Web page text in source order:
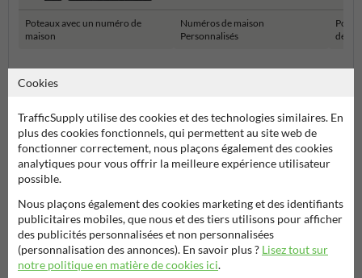
Poteaux avec un numéro de
maison
Numéros de maison
Personnalisés
de
Poser votre question à Signalisationtouristique.be
Nom*
Cookies
TrafficSupply utilise des cookies et des technologies similaires. En
plus des cookies fonctionnels, qui permettent au site web de
fonctionner correctement, nous plaçons également des cookies
analytiques pour vous offrir la meilleure expérience utilisateur
possible.
Nous plaçons également des cookies marketing et des identifiants
publicitaires mobiles, que nous et des tiers utilisons pour afficher
des publicités personnalisées et non personnalisées
(personnalisation des annonces). En savoir plus ? Lisez tout sur
notre politique en matière de cookies ici.